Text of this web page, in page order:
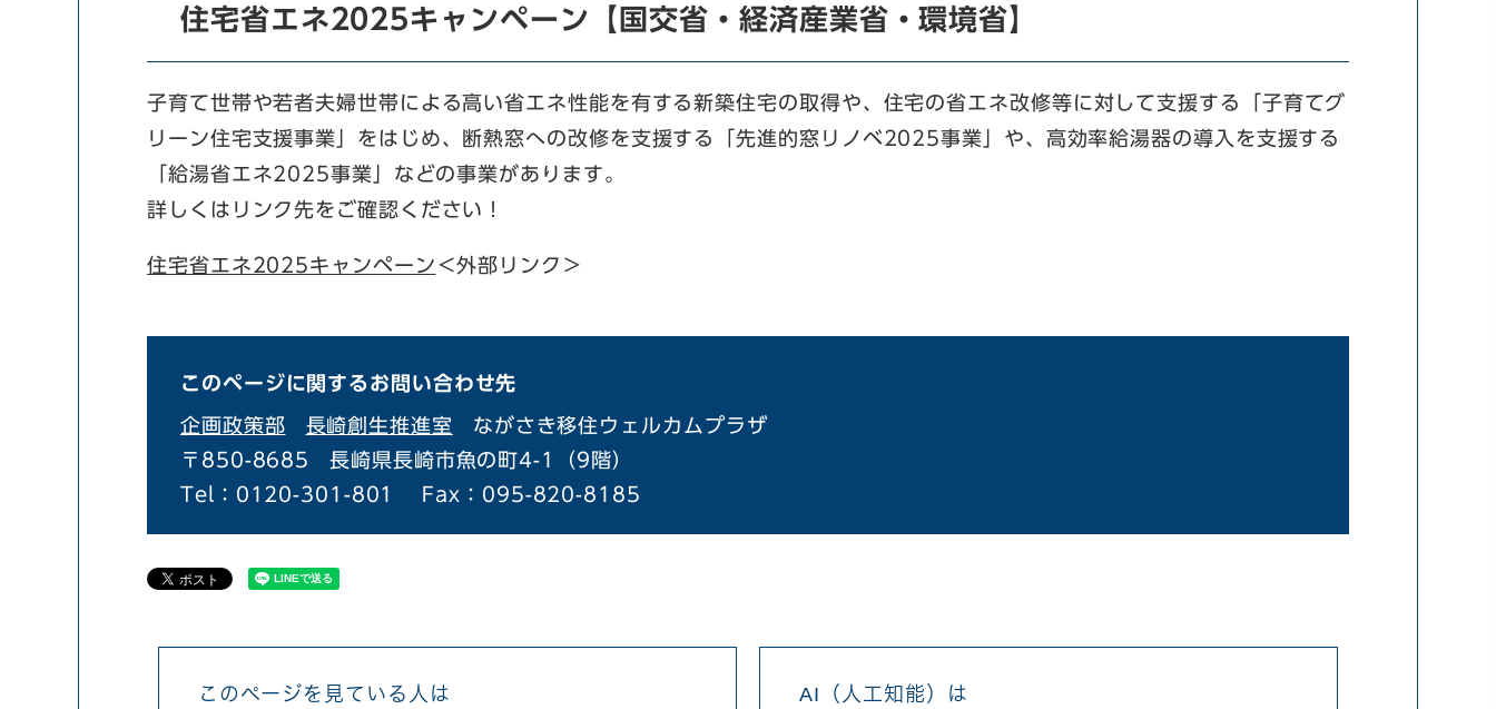
住宅省エネ2025キャンペーン【国交省・経済産業省・環境省】
子育て世帯や若者夫婦世帯による高い省エネ性能を有する新築住宅の取得や、住宅の省エネ改修等に対して支援する「子育てグ
リーン住宅支援事業」をはじめ、断熱窓への改修を支援する「先進的窓リノベ2025事業」や、高効率給湯器の導入を支援する
「給湯省エネ2025事業」などの事業があります。
詳しくはリンク先をご確認ください！
住宅省エネ2025キャンペーン ＜外部リンク＞
このページに関するお問い合わせ先
企画政策部 長崎創生推進室
ながさき移住ウェルカムプラザ
〒850-8685
長崎県長崎市魚の町4-1（9階）
Tel：0120-301-801
Fax：095-820-8185
このページを見ている人は
AI（人工知能）は